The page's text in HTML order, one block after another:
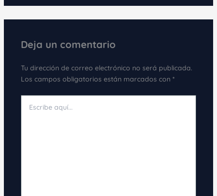
Deja un comentario
Tu dirección de correo electrónico no será publicada.
Los campos obligatorios están marcados con *
aquí...